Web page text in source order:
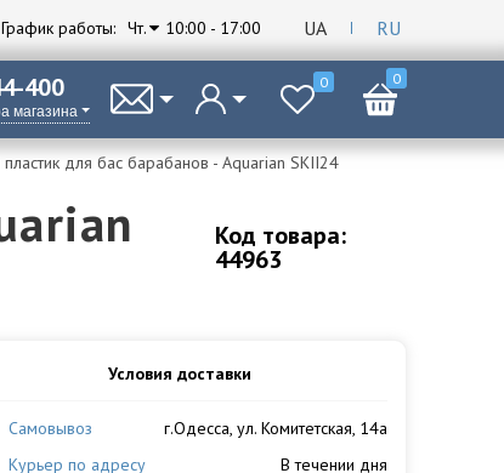
График работы: Чт. 10:00 - 17:00 UA RU
400
магазина
0 0
для бас барабанов - Aquarian SKII24
Код товара:
44963
Условия доставки
Самовывоз
г.Одесса, ул. Комитетская, 14а
Курьер по адресу
В течении дня